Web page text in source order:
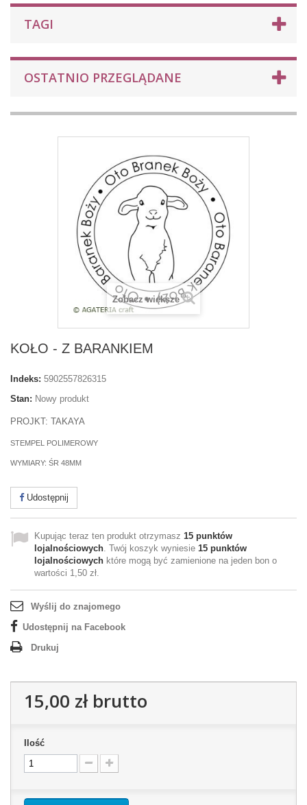
TAGI
OSTATNIO PRZEGLĄDANE
Zobacz większe
KOŁO - Z BARANKIEM
Indeks: 5902557826315
Stan: Nowy produkt
PROJKT: TAKAYA
STEMPEL POLIMEROWY
WYMIARY: ŚR 48MM
Udostępnij
Kupując teraz ten produkt otrzymasz 15 punktów
lojalnościowych. Twój koszyk wyniesie 15 punktów
lojalnościowych które mogą być zamienione na jeden bon o
wartości 1,50 zł.
Wyślij do znajomego
Udostępnij na Facebook
Drukuj
15,00 złbrutto
Ilość